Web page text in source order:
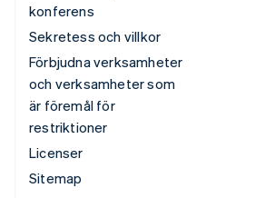
konferens
Sekretess och villkor
Förbjudna verksamheter
och verksamheter som
är föremål för
restriktioner
Licenser
Sitemap